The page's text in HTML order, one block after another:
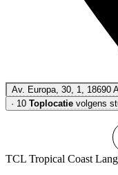
Av. Europa, 30, 1, 18690
· 10 Toplocatie volgens
TCL Tropical Coast